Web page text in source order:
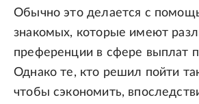
Обычно это делается с
знакомых, которые имеют
преференции в сфере выплат
Однако те, кто решил пойти
чтобы сэкономить,